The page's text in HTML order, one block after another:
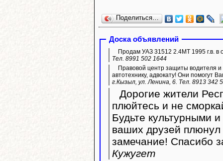
Поделиться…
Доска объявлений
Продам УАЗ 31512 2.4МТ 1995 г.в. в
Тел. 8991 502 1644
Правовой центр защиты водителя
автотехнику, адвокату! Они помогут
г.Кызыл, ул. Ленина, 6. Тел. 8913 342
Дорогие жители
плюйтесь и не
Будьте культурными
ваших друзей
замечание! Спасибо
Кужугет